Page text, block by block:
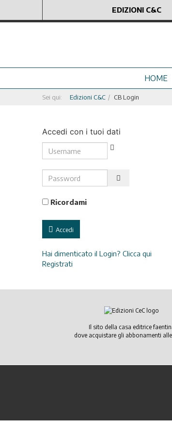
EDIZIONI C&C
HOME
Sei qui: Edizioni C&C CB Login
Accedi con i tuoi dati
Username
Password
Ricordami
Accedi
Hai dimenticato il Login? Clicca qui
Registrati
Il sito della casa editrice
dove acquistare gli abbonamenti